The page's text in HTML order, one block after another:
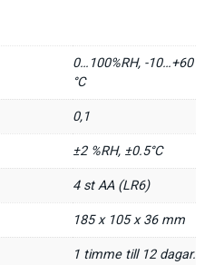
0…100%RH, -10…+60
°C
0,1
±2 %RH, ±0.5°C
4 st AA (LR6)
185 x 105 x 36 mm
1 timme till 12 dagar.